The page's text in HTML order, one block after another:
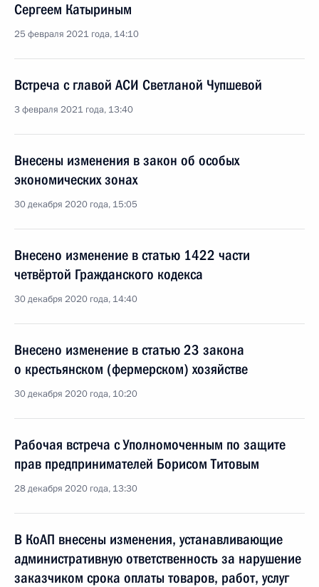
Сергеем Катыриным
25 февраля 2021 года, 14:10
Встреча с главой АСИ Светланой Чупшевой
3 февраля 2021 года, 13:40
Внесены изменения в закон об особых
экономических зонах
30 декабря 2020 года, 15:05
Внесено изменение в статью 1422 части
четвёртой Гражданского кодекса
30 декабря 2020 года, 14:40
Внесено изменение в статью 23 закона
о крестьянском (фермерском) хозяйстве
30 декабря 2020 года, 10:20
Рабочая встреча с Уполномоченным по защите
прав предпринимателей Борисом Титовым
28 декабря 2020 года, 13:30
В КоАП внесены изменения, устанавливающие
административную ответственность за нарушение
заказчиком срока оплаты товаров, работ, услуг